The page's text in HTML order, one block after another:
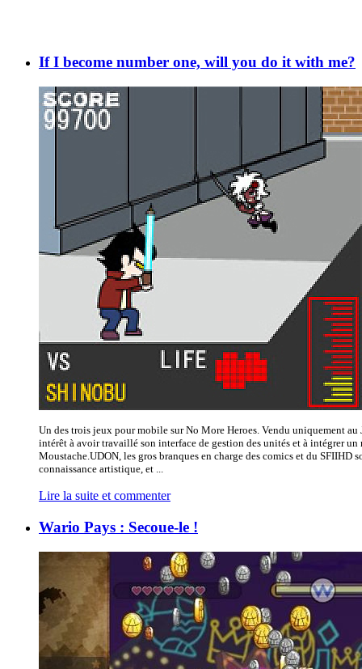
If I become number one, will you do it with me?
Un des trois jeux pour mobile sur No More Heroes. Vendu uniquement
intérêt à avoir travaillé son interface de gestion des unités et à intégrer
Moustache.UDON, les gros branques en charge des comics et du
connaissance artistique, et ...
Lire la suite et commenter
Wario Pays : Secoue-le !